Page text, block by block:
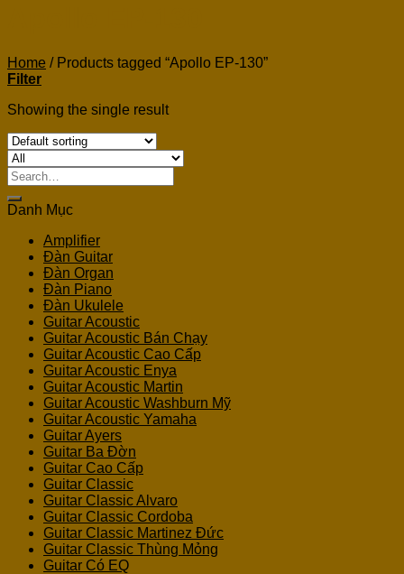
Home /Products tagged “Apollo EP-130”
Filter
Showing the single result
Search
for:
Danh Mục
Amplifier
Đàn Guitar
Đàn Organ
Đàn Piano
Đàn Ukulele
Guitar Acoustic
Guitar Acoustic Bán Chạy
Guitar Acoustic Cao Cấp
Guitar Acoustic Enya
Guitar Acoustic Martin
Guitar Acoustic Washburn Mỹ
Guitar Acoustic Yamaha
Guitar Ayers
Guitar Ba Đờn
Guitar Cao Cấp
Guitar Classic
Guitar Classic Alvaro
Guitar Classic Cordoba
Guitar Classic Martinez Đức
Guitar Classic Thùng Mỏng
Guitar Có EQ